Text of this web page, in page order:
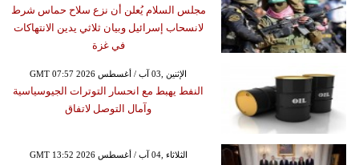
مجلس السلام يُعلن أن نزع سلاح حماس شرط
لانسحاب إسرائيل وبيان ثلاثي يدين الانتهاكات
في غزة
GMT 07:57 2026 الإثنين ,03 آب / أغسطس
النفط يهبط مع انحسار التوترات الجيوسياسية
وآمال التوصل لاتفاق
GMT 13:52 2026 الثلاثاء ,04 آب / أغسطس